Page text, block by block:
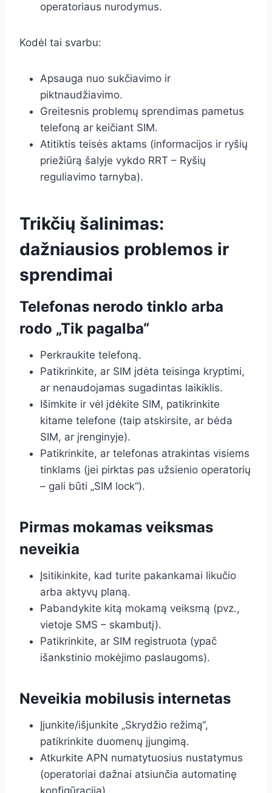
operatoriaus nurodymus.
Kodėl tai svarbu:
Apsauga nuo sukčiavimo ir
piktnaudžiavimo.
Greitesnis problemų sprendimas pametus
telefoną ar keičiant SIM.
Atitiktis teisės aktams (informacijos ir ryšių
priežiūrą šalyje vykdo RRT – Ryšių
reguliavimo tarnyba).
Trikčių šalinimas:
dažniausios problemos ir
sprendimai
Telefonas nerodo tinklo arba
rodo „Tik pagalba“
Perkraukite telefoną.
Patikrinkite, ar SIM įdėta teisinga kryptimi,
ar nenaudojamas sugadintas laikiklis.
Išimkite ir vėl įdėkite SIM, patikrinkite
kitame telefone (taip atskirsite, ar bėda
SIM, ar įrenginyje).
Patikrinkite, ar telefonas atrakintas visiems
tinklams (jei pirktas pas užsienio operatorių
– gali būti „SIM lock“).
Pirmas mokamas veiksmas
neveikia
Įsitikinkite, kad turite pakankamai likučio
arba aktyvų planą.
Pabandykite kitą mokamą veiksmą (pvz.,
vietoje SMS – skambutį).
Patikrinkite, ar SIM registruota (ypač
išankstinio mokėjimo paslaugoms).
Neveikia mobilusis internetas
Įjunkite/išjunkite „Skrydžio režimą“,
patikrinkite duomenų įjungimą.
Atkurkite APN numatytuosius nustatymus
(operatoriai dažnai atsiunčia automatinę